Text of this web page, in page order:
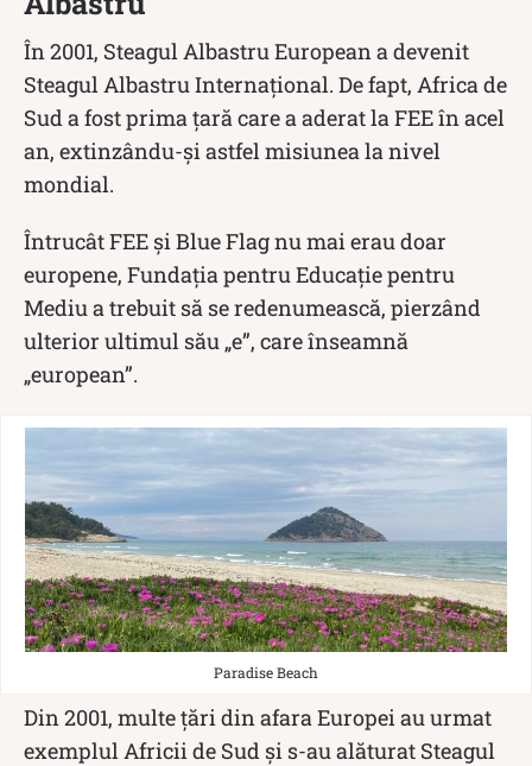
În 2001, Steagul Albastru European a devenit
Steagul Albastru Internațional. De fapt, Africa de
Sud a fost prima țară care a aderat la FEE în acel
an, extinzându-și astfel misiunea la nivel
mondial.
Întrucât FEE și Blue Flag nu mai erau doar
europene, Fundația pentru Educație pentru
Mediu a trebuit să se redenumească, pierzând
ulterior ultimul său „e”, care înseamnă
„european”.
Paradise Beach
Din 2001, multe țări din afara Europei au urmat
exemplul Africii de Sud și s-au alăturat Steagul